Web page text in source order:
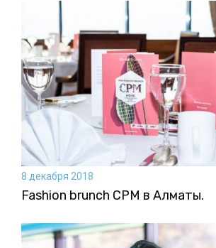
8 декабря 2018
Fashion brunch CPM в Алматы.